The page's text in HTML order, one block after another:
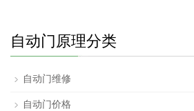
自动门原理分类
自动门维修
自动门价格